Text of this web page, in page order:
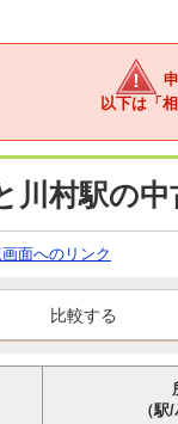
以下は「
川村駅の
面へのリンク
（駅